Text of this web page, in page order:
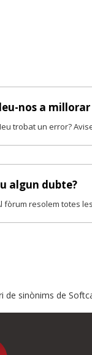
nos a millorar
trobat un error?
algun dubte?
fòrum resolem totes
nos
de sinònims de